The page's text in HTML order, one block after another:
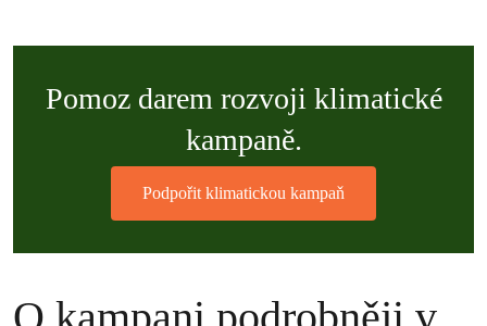
Pomoz darem rozvoji klimatické
kampaně.
Podpořit klimatickou kampaň